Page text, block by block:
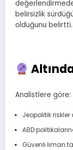
belirsizlik
olduğunu belirtti.
Analistlere göre:
Jeopolitik
ABD
Güvenli liman